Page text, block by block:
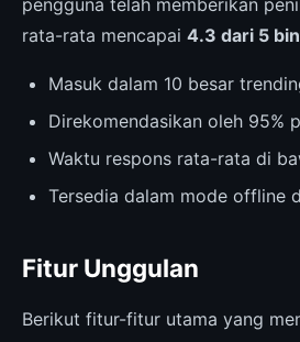
rata-rata mencapai 4.3 dari 5
Masuk dalam 10 besar
Direkomendasikan oleh 95%
Waktu respons rata-rata di
Tersedia dalam mode offline
Fitur Unggulan
Berikut fitur-fitur utama yang